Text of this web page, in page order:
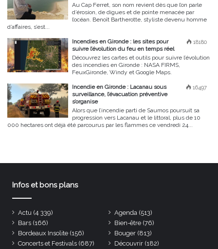
Au Cap Ferret, son nom revient dès que l’on parle
d’érosion, de digues et de pointe menacée par
l’océan. Benoît Bartherotte, styliste devenu homme
d’affaires, s’est...
18180
Incendies en Gironde : les sites pour
suivre l’évolution du feu en temps réel
Découvrez les cartes et outils pour suivre l’évolution
des incendies en Gironde : NASA FIRMS,
FeuxGironde, Windy et Google Maps.
16497
Incendie en Gironde : Lacanau sous
surveillance, l’évacuation préventive
s’organise
Alors que l’incendie parti de Saumos poursuit sa
progression vers Lacanau et le littoral, plus de 10
000 hectares ont déjà été parcourus par les flammes ce vendredi 24...
Infos et bons plans
Actu (4 339) Agenda (513)
Bars (166) Bien-être (76)
Bordeaux Insolite (156) Bouger (813)
Concerts et Festivals (687) Découvrir (182)